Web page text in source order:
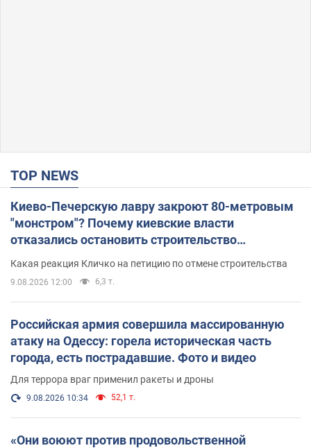
TOP NEWS
Киево-Печерскую лавру закроют 80-метровым
"монстром"? Почему киевские власти
отказались остановить строительство
Какая реакция Кличко на петицию по отмене строительства
9.08.2026 12:00 6,3 т.
Российская армия совершила массированную
атаку на Одессу: горела историческая часть
города, есть пострадавшие. Фото и видео
Для террора враг применил ракеты и дроны
9.08.2026 10:34 52,1 т.
«Они воюют против продовольственной